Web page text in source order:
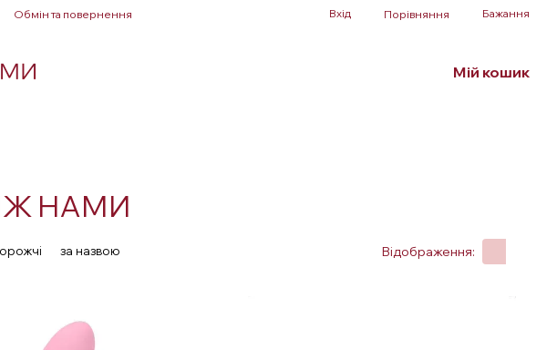
Обмін та повернення
Вхід Порівняння Бажання
Мій кошик
НАМИ
за назвою Відображення: